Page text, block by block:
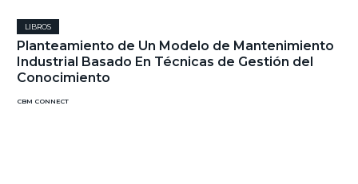
LIBROS
Planteamiento de Un Modelo de Mantenimiento
Industrial Basado En Técnicas de Gestión del
Conocimiento
CBM CONNECT